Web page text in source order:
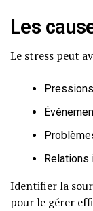
Les
Le stress peut
Identifier la
pour le gérer